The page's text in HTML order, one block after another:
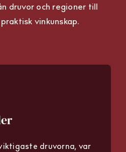
druvor och regioner till
vinkunskap.
druvorna, var